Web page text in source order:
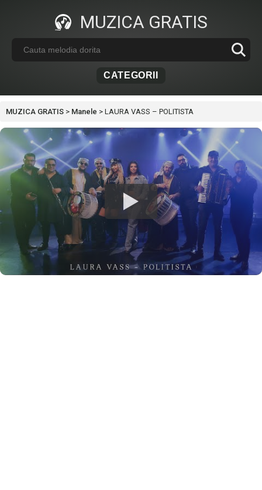
MUZICA GRATIS
CATEGORII
MUZICA GRATIS > Manele > LAURA VASS – POLITISTA